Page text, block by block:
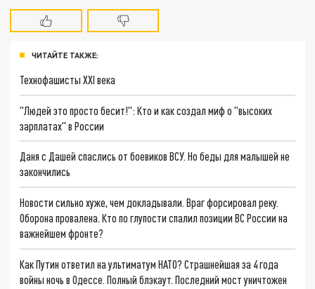
ЧИТАЙТЕ ТАКЖЕ:
Технофашисты XXI века
"Людей это просто бесит!": Кто и как создал миф о "высоких
зарплатах" в России
Даня с Дашей спаслись от боевиков ВСУ. Но беды для малышей не
закончились
Новости сильно хуже, чем докладывали. Враг форсировал реку.
Оборона провалена. Кто по глупости спалил позиции ВС России на
важнейшем фронте?
Как Путин ответил на ультиматум НАТО? Страшнейшая за 4 года
войны ночь в Одессе. Полный блэкаут. Последний мост уничтожен